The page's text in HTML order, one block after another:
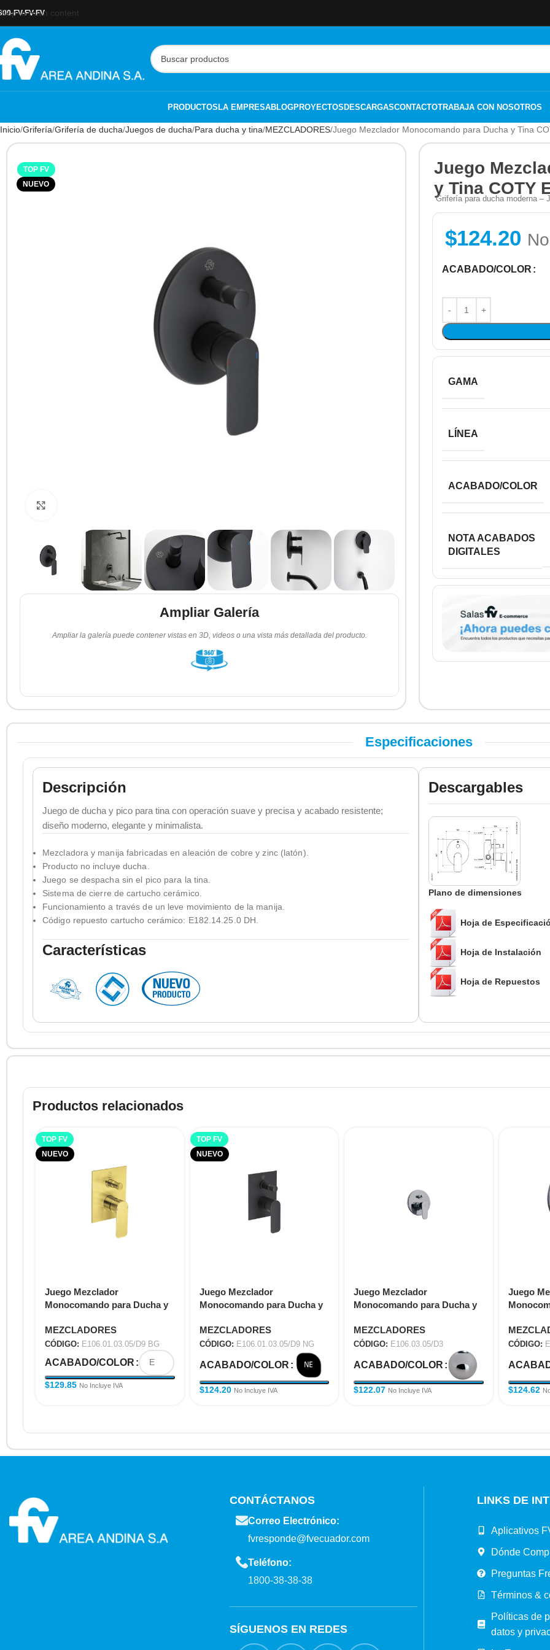
Skip to main content
FV-FV-FV
PRODUCTOSLA EMPRESABLOGPROYECTOSDESCARGASCONTACTOTRABAJA CON NOSOTROS
Inicio Grifería Grifería de ducha Juegos de ducha Para ducha y tina MEZCLADORES Juego Mezclador Monocomando para Ducha y Tina
TOP FV
NUEVO
Ampliar Galería
Ampliar la galería puede contener vistas en 3D, videos o una vista más detallada del producto.
Juego
y Tina COTY
Grifería para ducha moderna –
$124.20
ACABADO/COLOR
GAMA
LÍNEA
ACABADO/COLOR
NOTA ACABADOS
DIGITALES
Especificaciones
Descripción
Juego de ducha y pico para tina con operación suave y precisa y acabado resistente;
diseño moderno, elegante y minimalista.
Mezcladora y manija fabricadas en aleación de cobre y zinc (latón).
Producto no incluye ducha.
Juego se despacha sin el pico para la tina.
Sistema de cierre de cartucho cerámico.
Funcionamiento a través de un leve movimiento de la manija.
Código repuesto cartucho cerámico: E182.14.25.0 DH.
Características
Descargables
Plano de dimensiones
Hoja de
Hoja de Instalación
Hoja de Repuestos
Productos relacionados
TOP FV
NUEVO
Juego Mezclador
Monocomando para Ducha y
BG
MEZCLADORES
CÓDIGO: E106.01.03.05/D9 BG
ACABADO/COLOR
$129.85 No Incluye IVA
TOP FV
NUEVO
Juego Mezclador
Monocomando para Ducha y
NG
MEZCLADORES
CÓDIGO: E106.01.03.05/D9 NG
ACABADO/COLOR
$124.20 No Incluye IVA
Juego Mezclador
Monocomando para Ducha y
MEZCLADORES
CÓDIGO: E106.03.05/D3
ACABADO/COLOR
$122.07 No Incluye IVA
Juego
CÓDIGO:
$124.62
CONTÁCTANOS
Correo Electrónico:
fvresponde@fvecuador.com
Teléfono:
1800-38-38-38
SÍGUENOS EN REDES
LINKS DE
Aplicativos
Dónde
Preguntas
Términos &
Políticas de
datos y